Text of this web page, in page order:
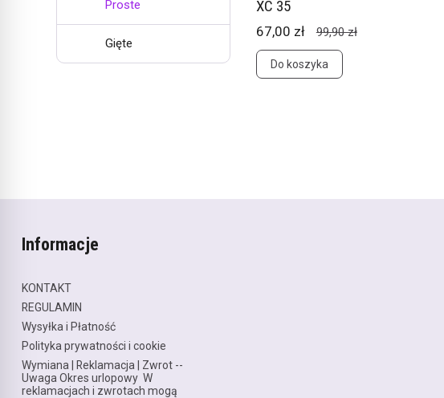
XC 35
67,00 zł 99,90 zł
Do koszyka
Proste
Gięte
Informacje
KONTAKT
REGULAMIN
Wysyłka i Płatność
Polityka prywatności i cookie
Wymiana | Reklamacja | Zwrot --
Uwaga Okres urlopowy W
reklamacjach i zwrotach mogą